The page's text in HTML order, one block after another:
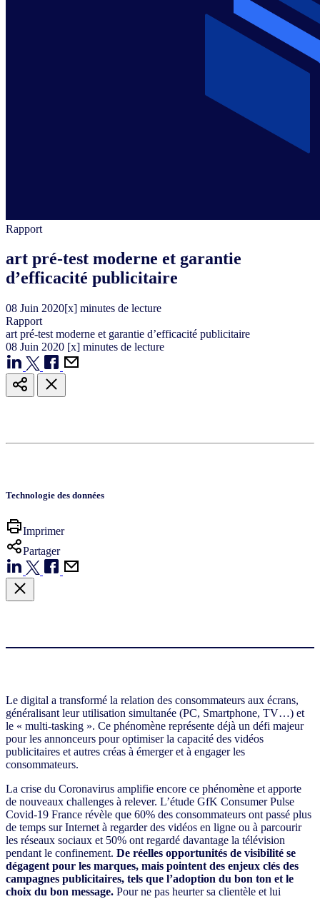
Rapport
art pré-test moderne et garantie
d’efficacité publicitaire
08 Juin 2020[x] minutes de lecture
Rapport
art pré-test moderne et garantie d’efficacité publicitaire
08 Juin 2020 [x] minutes de lecture
Technologie des données
Imprimer
Partager
Le digital a transformé la relation des consommateurs aux écrans,
généralisant leur utilisation simultanée (PC, Smartphone, TV…) et
le « multi-tasking ». Ce phénomène représente déjà un défi majeur
pour les annonceurs pour optimiser la capacité des vidéos
publicitaires et autres créas à émerger et à engager les
consommateurs.
La crise du Coronavirus amplifie encore ce phénomène et apporte
de nouveaux challenges à relever. L’étude GfK Consumer Pulse
Covid-19 France révèle que 60% des consommateurs ont passé plus
de temps sur Internet à regarder des vidéos en ligne ou à parcourir
les réseaux sociaux et 50% ont regardé davantage la télévision
pendant le confinement. De réelles opportunités de visibilité se
dégagent pour les marques, mais pointent des enjeux clés des
campagnes publicitaires, tels que l’adoption du bon ton et le
choix du bon message. Pour ne pas heurter sa clientèle et lui